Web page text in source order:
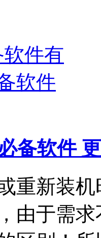
备软件
重新装
由于需